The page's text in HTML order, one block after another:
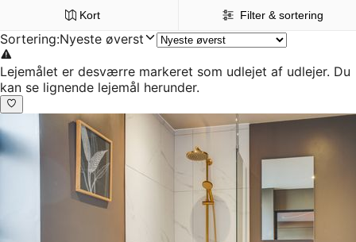
Kort Filter & sortering
Sortering:Nyeste øverst
Lejemålet er desværre markeret som udlejet af udlejer. Du
kan se lignende lejemål herunder.